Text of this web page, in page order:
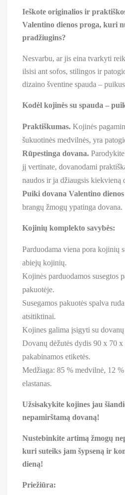
Ieškote originalios ir
Valentino dienos proga, kuri
pradžiugins?
Nesvarbu, ar jis eina tvarkyti
ilsisi ant sofos, stilingos ir
dizaino šventine spauda –
Kodėl kojinės su spauda –
Praktiškumas. Kojinės
šukuotinės medvilnės, yra
Rūpestinga dovana.
jį vertinate, dovanodami
naudos ir ja džiaugsis kiekvieną
Puiki dovana Valentino
brangų žmogų ypatinga dovana.
Kojinių komplekto savybės:
Parduodama viena pora kojinių
abiejų kojinių.
Kojinės parduodamos susegtos
pakuotėje.
Susegamos pakuotės spalva
atsitiktinai.
Kojines galima įsigyti su
Dovanų dėžutės dydis 90 x 70
pakabinamos etiketės.
Medžiaga: 85 % medvilnė, 12
elastanas.
Užsisakykite kojines jau
nepamirštamą dovaną!
Nustebinkite artimą žmogų
kuri suteiks jam šypseną ir
dieną!
Priežiūra: